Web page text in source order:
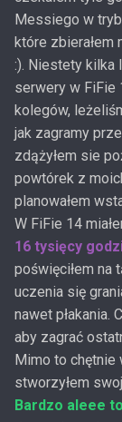
Messiego w
które zbierałem
:). Niestety kilka
serwery w FiFie
kolegów,
jak zagramy
zdążyłem sie
powtórek z
planowałem
W FiFie 14
16 tysięcy
poświęciłem na
uczenia się
nawet płakania.
aby zagrać
Mimo to chętnie
stworzyłem
Bardzo aleee